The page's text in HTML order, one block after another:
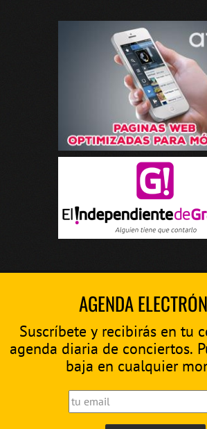
AGENDA
Suscríbete y recibirás en tu
agenda diaria de conciertos.
baja en cualquier